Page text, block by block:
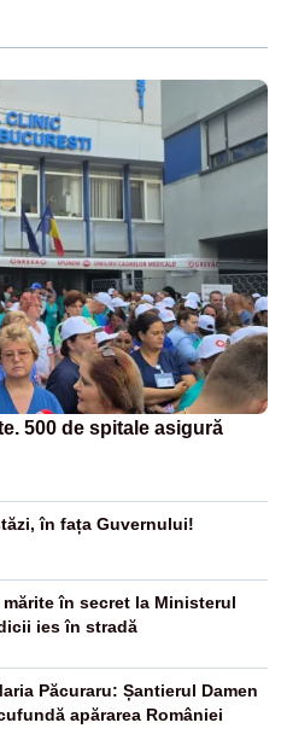
500 de spitale asigură
în fața Guvernului!
în secret la Ministerul
ies în stradă
Păcuraru: Șantierul Damen
apărarea României